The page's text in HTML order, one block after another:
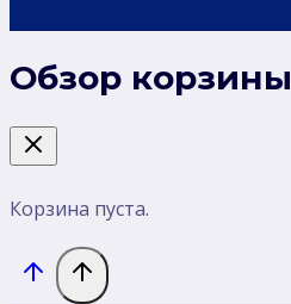
Обзор корзины
Корзина пуста.